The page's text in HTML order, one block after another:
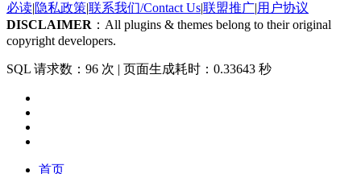
必读|隐私政策|联系我们/Contact Us|联盟推广|用户协议
DISCLAIMER ：All plugins & themes belong to their original
copyright developers.
SQL 请求数：96 次 | 页面生成耗时：0.33643 秒
首页